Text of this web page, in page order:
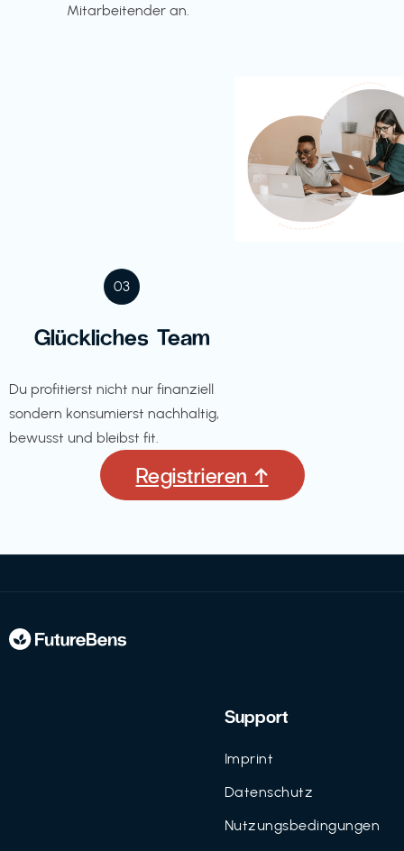
Mitarbeitender an.
03
Glückliches Team
Du profitierst nicht nur finanziell
sondern konsumierst nachhaltig,
bewusst und bleibst fit.
Registrieren ↑
Support
Imprint
Datenschutz
Nutzungsbedingungen